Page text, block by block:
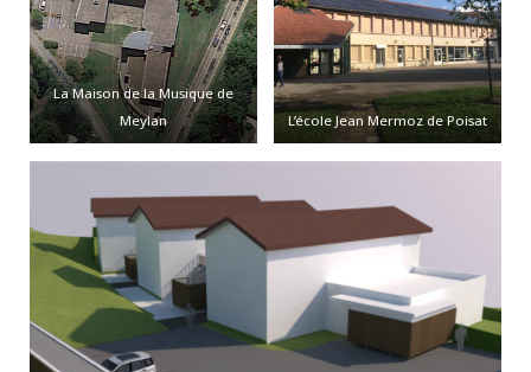
La Maison de la Musique de
Meylan
L’école Jean Mermoz de Poisat